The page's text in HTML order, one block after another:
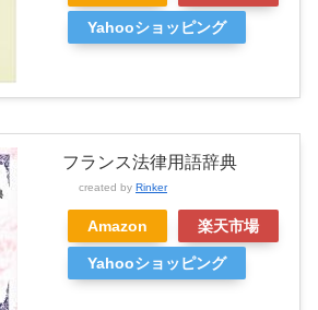
Yahooショッピング
フランス法律用語辞典
created by Rinker
Amazon 楽天市場
Yahooショッピング